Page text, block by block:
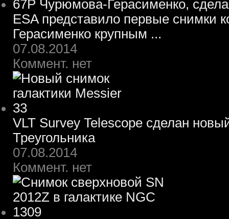
ESA представило первые снимки
Герасименко крупным ...
07.08.2014
Коммент. нет
VLT Survey Telescope сделан
Треугольника
07.08.2014
Коммент. нет